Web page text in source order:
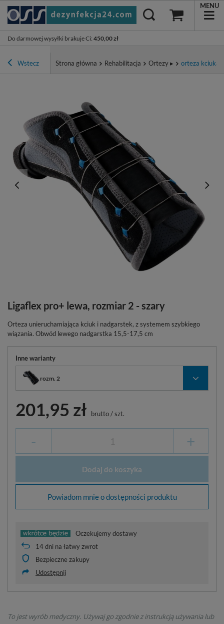
Do darmowej wysyłki brakuje Ci: 450,00 zł
MENU
Wstecz Strona główna Rehabilitacja Ortezy ▸ orteza kciuka
Ligaflex pro+ lewa, rozmiar 2 - szary
Orteza unieruchamiająca kciuk i nadgarstek, z systemem szybkiego
wiązania. Obwód lewego nadgarstka 15,5-17,5 cm
Inne warianty
rozm. 2
201,95 zł brutto/szt.
- +
Dodaj do koszyka
Powiadom mnie o dostępności produktu
Oczekujemy dostawy
14dni na łatwy zwrot
Bezpieczne zakupy
Udostępnij
To jest wyrób medyczny. Używaj go zgodnie z instrukcją używania lub